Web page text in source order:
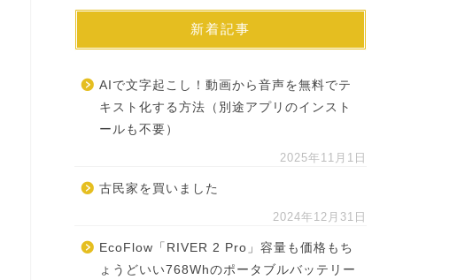
新着記事
AIで文字起こし！動画から音声を無料でテ
キスト化する方法（別途アプリのインスト
ールも不要）
2025年11月1日
古民家を買いました
2024年12月31日
EcoFlow「RIVER 2 Pro」容量も価格もち
ょうどいい768Whのポータブルバッテリー